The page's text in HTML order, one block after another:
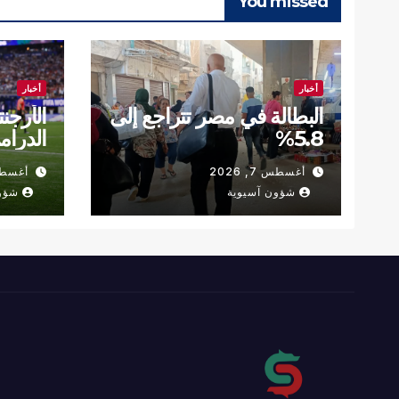
أخبار
البطالة في مصر تتراجع إلى
5.8%
أغسطس 7, 2026
شؤون آسيوية
أخبار
أغسطس